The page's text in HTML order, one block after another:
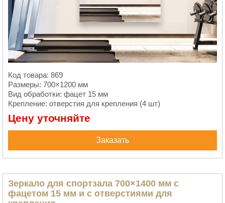
Код товара: 869
Размеры: 700×1200 мм
Вид обработки: фацет 15 мм
Крепление: отверстия для крепления (4 шт)
Цену уточняйте
Заказать
Зеркало для спортзала 700×1400 мм с
фацетом 15 мм и с отверстиями для